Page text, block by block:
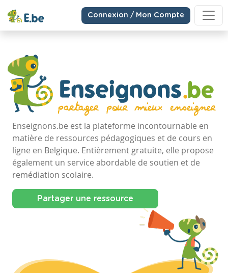
Connexion / Mon Compte
Enseignons.be est la plateforme incontournable en
matière de ressources pédagogiques et de cours en
ligne en Belgique. Entièrement gratuite, elle propose
également un service abordable de soutien et de
remédiation scolaire.
Partager une ressource